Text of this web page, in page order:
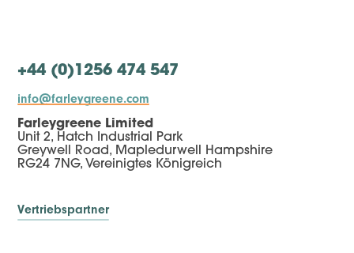
+44 (0)1256 474 547
info@farleygreene.com
Farleygreene Limited
Unit 2, Hatch Industrial Park
Greywell Road, Mapledurwell Hampshire
RG24 7NG, Vereinigtes Königreich
Vertriebspartner